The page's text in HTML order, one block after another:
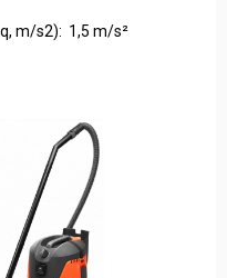
m/s2): 1,5 m/s²